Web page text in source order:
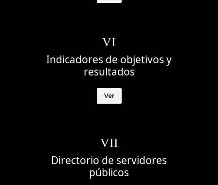
VI
Indicadores de objetivos y
resultados
Ver
VII
Directorio de servidores
públicos